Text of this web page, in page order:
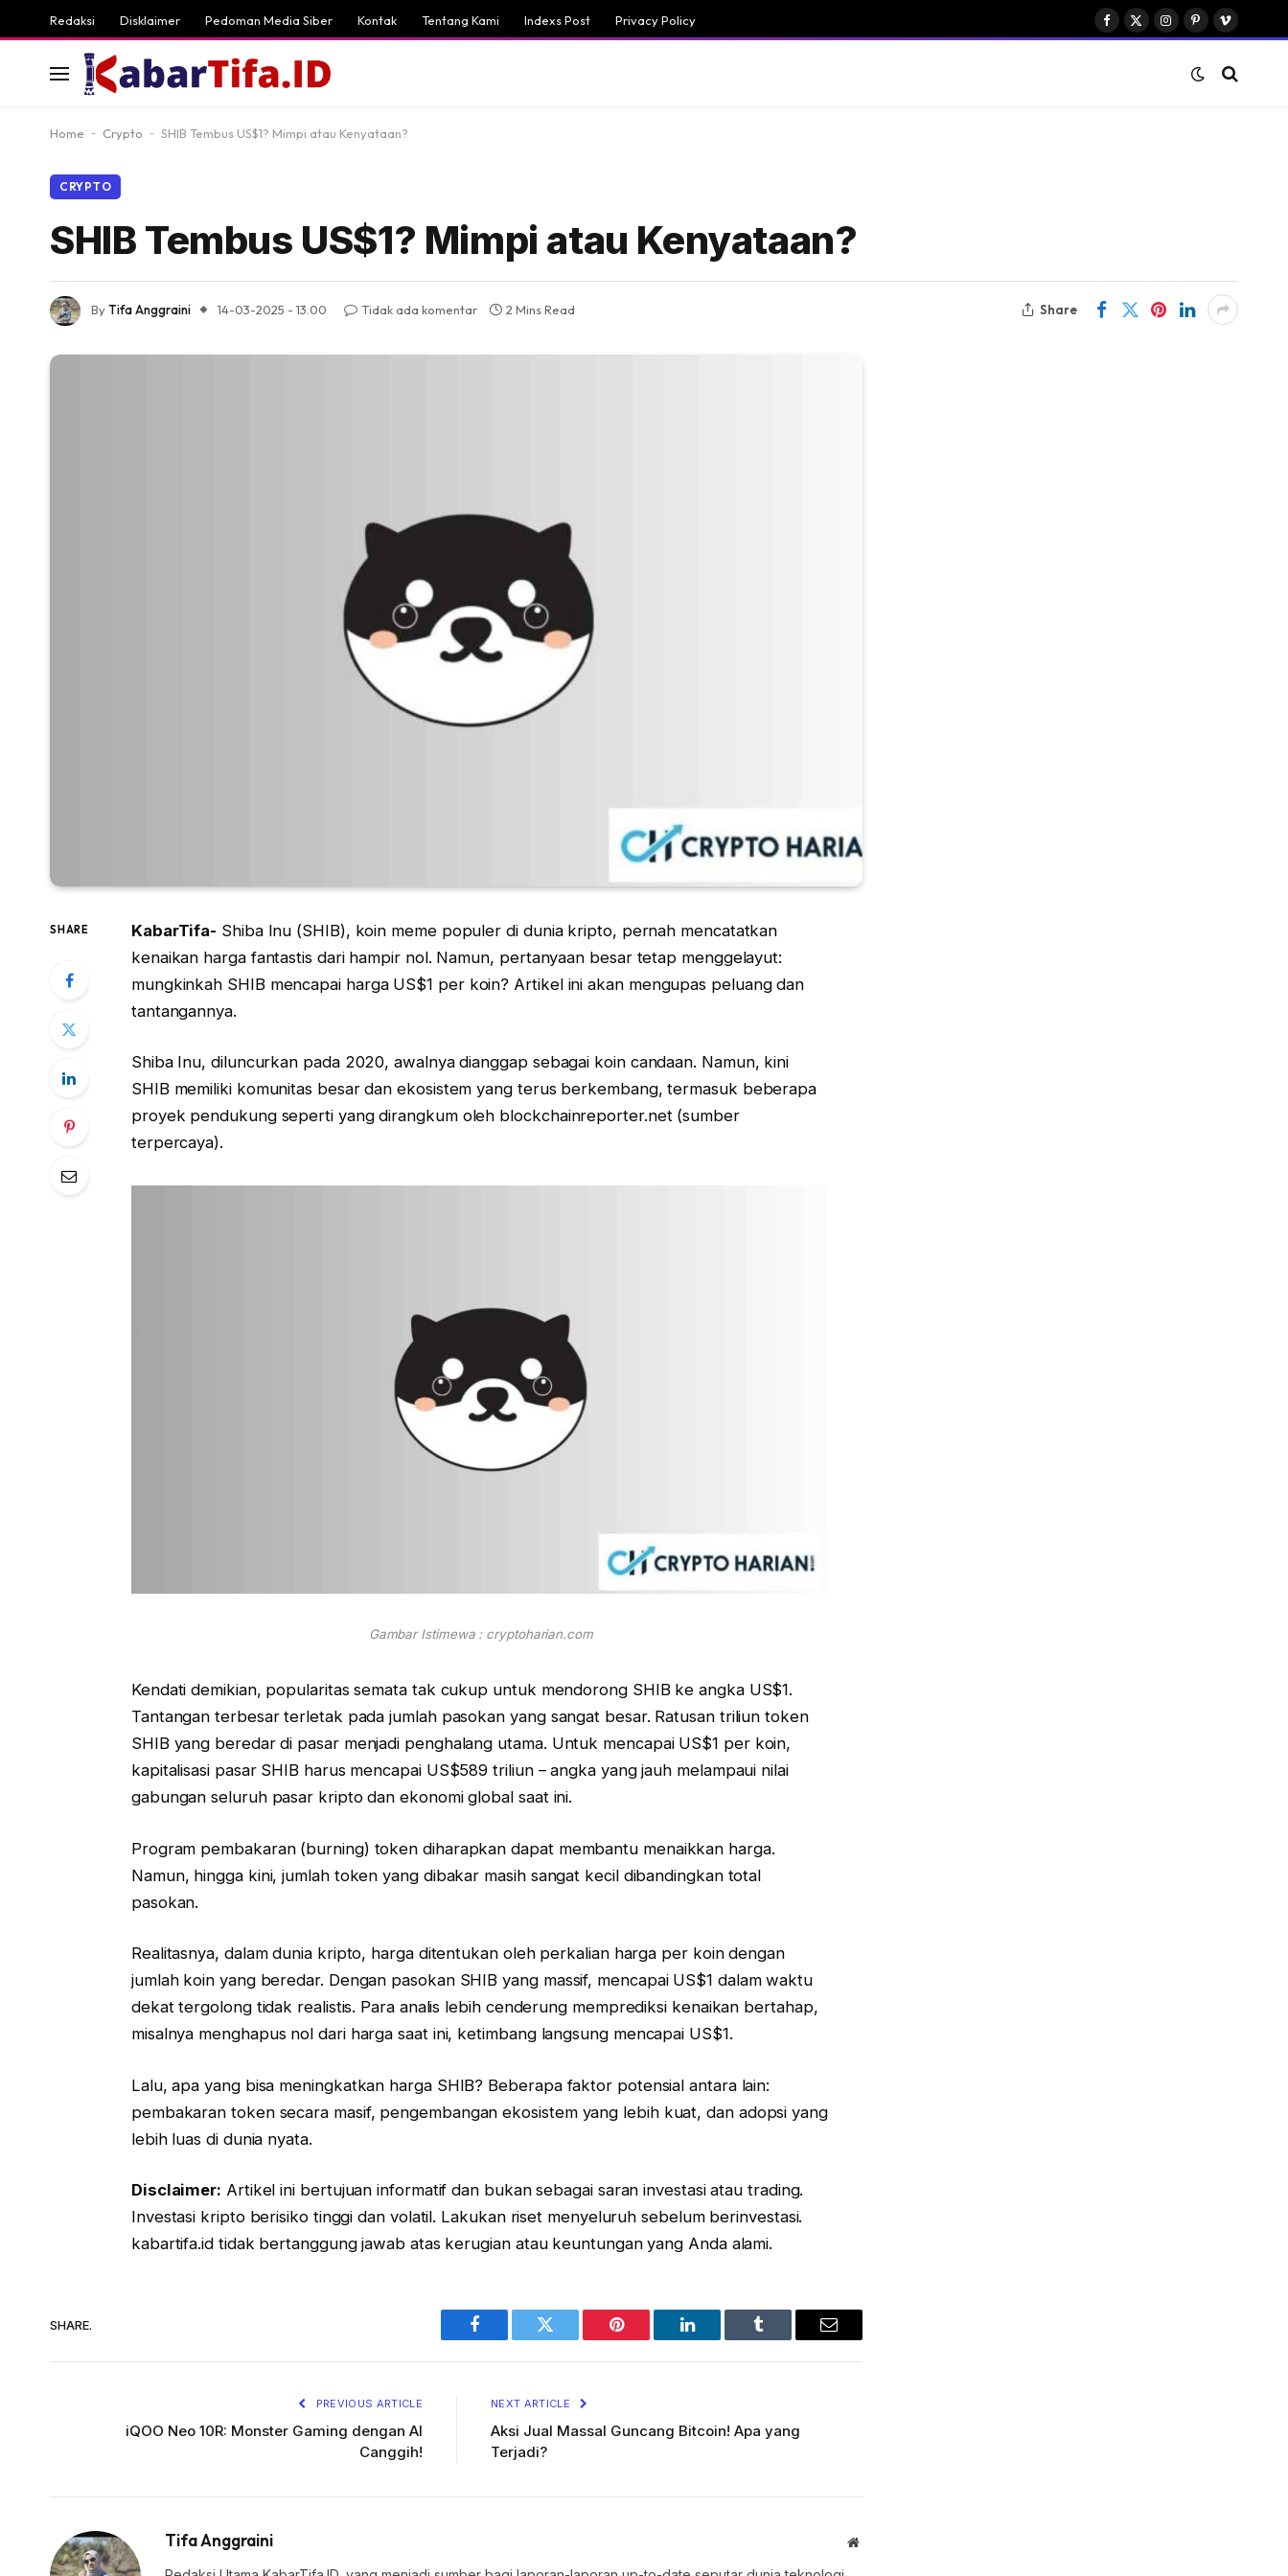
Redaksi Disklaimer Pedoman Media Siber Kontak Tentang Kami Indexs Post Privacy Policy
Facebook
X
Instagram
PinterestVimeo
Home - Crypto - SHIB Tembus US$1? Mimpi atau Kenyataan?
CRYPTO
SHIB Tembus US$1? Mimpi atau Kenyataan?
ByTifa Anggraini 14-03-2025 - 13.00 Tidak ada komentar 2 Mins Read Share
SHARE KabarTifa- Shiba Inu (SHIB), koin meme populer di dunia kripto, pernah mencatatkan
kenaikan harga fantastis dari hampir nol. Namun, pertanyaan besar tetap menggelayut:
mungkinkah SHIB mencapai harga US$1 per koin? Artikel ini akan mengupas peluang dan
tantangannya.
Shiba Inu, diluncurkan pada 2020, awalnya dianggap sebagai koin candaan. Namun, kini
SHIB memiliki komunitas besar dan ekosistem yang terus berkembang, termasuk beberapa
proyek pendukung seperti yang dirangkum oleh blockchainreporter.net (sumber
terpercaya).
Gambar Istimewa : cryptoharian.com
Kendati demikian, popularitas semata tak cukup untuk mendorong SHIB ke angka US$1.
Tantangan terbesar terletak pada jumlah pasokan yang sangat besar. Ratusan triliun token
SHIB yang beredar di pasar menjadi penghalang utama. Untuk mencapai US$1 per koin,
kapitalisasi pasar SHIB harus mencapai US$589 triliun – angka yang jauh melampaui nilai
gabungan seluruh pasar kripto dan ekonomi global saat ini.
Program pembakaran (burning) token diharapkan dapat membantu menaikkan harga.
Namun, hingga kini, jumlah token yang dibakar masih sangat kecil dibandingkan total
pasokan.
Realitasnya, dalam dunia kripto, harga ditentukan oleh perkalian harga per koin dengan
jumlah koin yang beredar. Dengan pasokan SHIB yang massif, mencapai US$1 dalam waktu
dekat tergolong tidak realistis. Para analis lebih cenderung memprediksi kenaikan bertahap,
misalnya menghapus nol dari harga saat ini, ketimbang langsung mencapai US$1.
Lalu, apa yang bisa meningkatkan harga SHIB? Beberapa faktor potensial antara lain:
pembakaran token secara masif, pengembangan ekosistem yang lebih kuat, dan adopsi yang
lebih luas di dunia nyata.
Disclaimer: Artikel ini bertujuan informatif dan bukan sebagai saran investasi atau trading.
Investasi kripto berisiko tinggi dan volatil. Lakukan riset menyeluruh sebelum berinvestasi.
kabartifa.id tidak bertanggung jawab atas kerugian atau keuntungan yang Anda alami.
SHARE.
Facebook Twitter Pinterest LinkedIn Tumblr Email
PREVIOUS ARTICLE
iQOO Neo 10R: Monster Gaming dengan AI
Canggih!
NEXT ARTICLE
Aksi Jual Massal Guncang Bitcoin! Apa yang
Terjadi?
Tifa Anggraini Website